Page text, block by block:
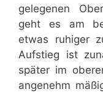
gelegenen
geht es am
etwas ruhiger
Aufstieg ist
später im
angenehm